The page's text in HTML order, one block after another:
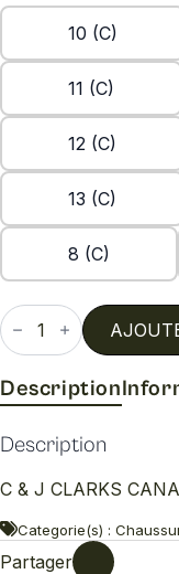
10 (C)
11 (C)
12 (C)
13 (C)
8 (C)
quantité
de
Weslay
Description
Description
C & J CLARKS
Categorie(s) :
Partager